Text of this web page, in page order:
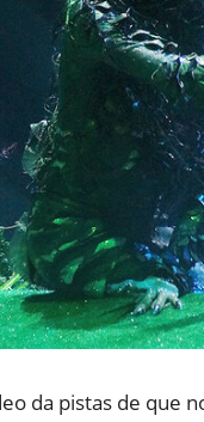
da pistas de que